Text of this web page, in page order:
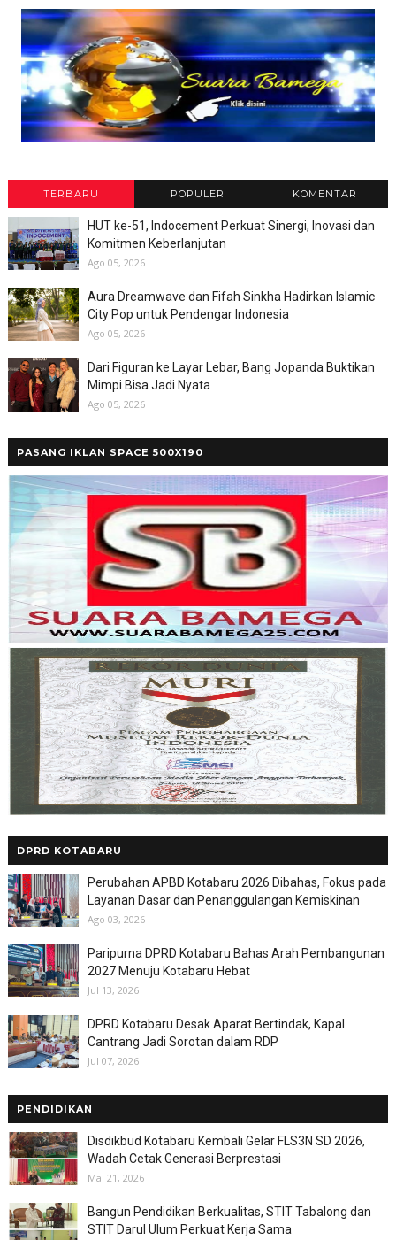
TERBARU POPULER KOMENTAR
HUT ke-51, Indocement Perkuat Sinergi, Inovasi dan
Komitmen Keberlanjutan
Ago 05, 2026
Aura Dreamwave dan Fifah Sinkha Hadirkan Islamic
City Pop untuk Pendengar Indonesia
Ago 05, 2026
Dari Figuran ke Layar Lebar, Bang Jopanda Buktikan
Mimpi Bisa Jadi Nyata
Ago 05, 2026
PASANG IKLAN SPACE 500X190
DPRD KOTABARU
Perubahan APBD Kotabaru 2026 Dibahas, Fokus pada
Layanan Dasar dan Penanggulangan Kemiskinan
Ago 03, 2026
Paripurna DPRD Kotabaru Bahas Arah Pembangunan
2027 Menuju Kotabaru Hebat
Jul 13, 2026
DPRD Kotabaru Desak Aparat Bertindak, Kapal
Cantrang Jadi Sorotan dalam RDP
Jul 07, 2026
PENDIDIKAN
Disdikbud Kotabaru Kembali Gelar FLS3N SD 2026,
Wadah Cetak Generasi Berprestasi
Mai 21, 2026
Bangun Pendidikan Berkualitas, STIT Tabalong dan
STIT Darul Ulum Perkuat Kerja Sama